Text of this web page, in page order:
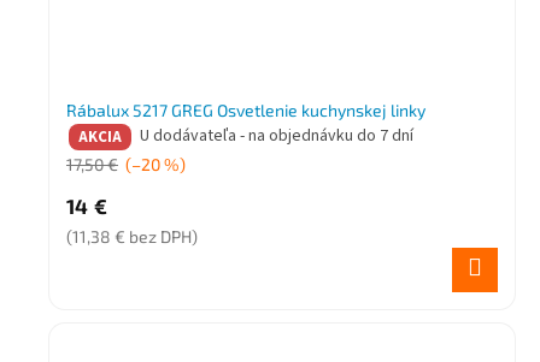
Rábalux 5217 GREG Osvetlenie kuchynskej linky
AKCIA U dodávateľa - na objednávku do 7 dní
17,50 € (–20 %)
14 €
(11,38 € bez DPH)